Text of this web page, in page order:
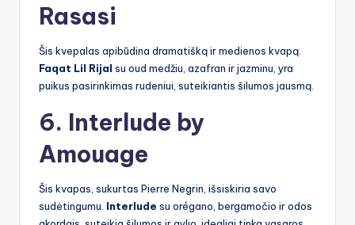
Rasasi
Šis kvepalas apibūdina dramatišką ir medienos kvapą.
Faqat Lil Rijal su oud medžiu, azafran ir jazminu, yra
puikus pasirinkimas rudeniui, suteikiantis šilumos jausmą.
6. Interlude by
Amouage
Šis kvapas, sukurtas Pierre Negrin, išsiskiria savo
sudėtingumu. Interlude su orégano, bergamočio ir odos